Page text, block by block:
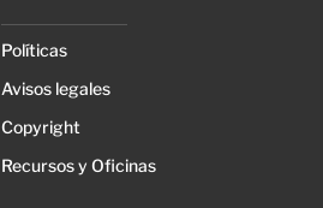
Políticas
Avisos legales
Copyright
Recursos y Oficinas